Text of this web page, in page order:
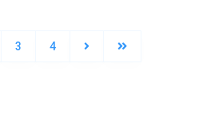
3 4